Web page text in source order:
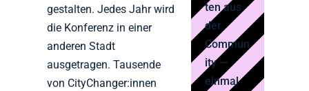
gestalten. Jedes Jahr wird
die Konferenz in einer
anderen Stadt
ausgetragen. Tausende
von CityChanger:innen
ten aus
der
Commun
ity —
einmal